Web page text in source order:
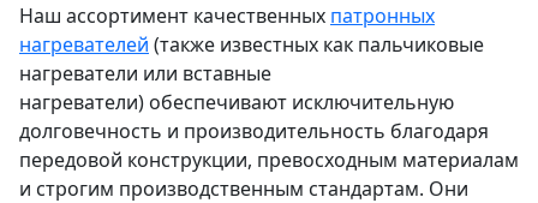
Наш ассортимент качественных патронных
нагревателей (также известных как пальчиковые
нагреватели или вставные
нагреватели) обеспечивают исключительную
долговечность и производительность благодаря
передовой конструкции, превосходным материалам
и строгим производственным стандартам. Они